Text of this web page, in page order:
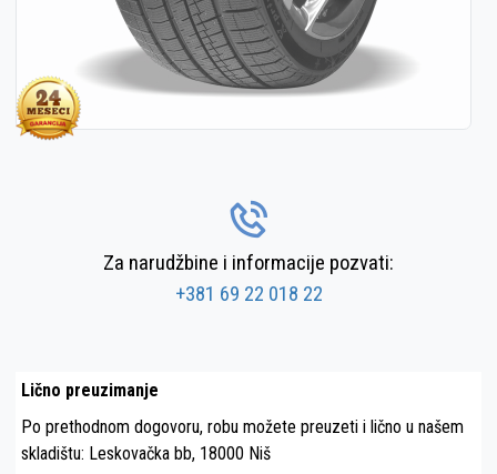
Za narudžbine i informacije pozvati:
+381 69 22 018 22
Lično preuzimanje
Po prethodnom dogovoru, robu možete preuzeti i lično u našem
skladištu: Leskovačka bb, 18000 Niš